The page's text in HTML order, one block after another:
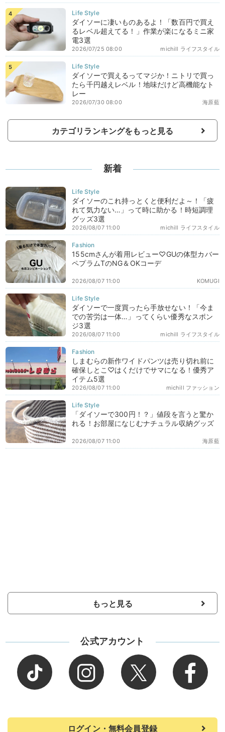
ダイソーに凄いものあるよ！「数百円で買え
るレベル超えてる！」作業が楽になるミニ家
電3選
michill ライフスタイル
2026/07/25 08:00
ダイソーで買えるってマジか！ニトリで買っ
たら千円越えレベル！地味だけど高機能なト
レー
海原藍
2026/07/30 08:00
カテゴリランキングをもっと見る
新着
ダイソーのこれ持っとくと便利だよ～！「疲
れて気力ない…」って時に助かる！時短調理
グッズ3選
michill ライフスタイル
2026/08/07 11:00
155cmさんが着用レビュー♡GUの体型カバー
ペプラムTのNG＆OKコーデ
KOMUGI
2026/08/07 11:00
ダイソーで一度買ったら手放せない！「今ま
での苦労は一体…」ってくらい優秀なスポン
ジ3選
michill ライフスタイル
2026/08/07 11:00
しまむらの新作ワイドパンツは売り切れ前に
確保しとこ♡はくだけでサマになる！優秀ア
イテム5選
michill ファッション
2026/08/07 11:00
「ダイソーで300円！？」値段を言うと驚か
れる！お部屋になじむナチュラル収納グッズ
海原藍
2026/08/07 11:00
もっと見る
公式アカウント
ログイン・無料会員登録